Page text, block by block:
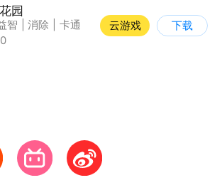
园
智 消除
卡通
天地
云游戏 下载